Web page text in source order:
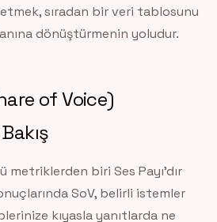
sıradan bir veri tablosunu
dönüştürmenin yoludur.
of Voice)
metriklerden biri Ses Payı’dır
SoV, belirli istemler
kıyasla yanıtlarda ne